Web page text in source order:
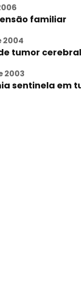
familiar
2004
tumor cerebral
2003
sentinela em